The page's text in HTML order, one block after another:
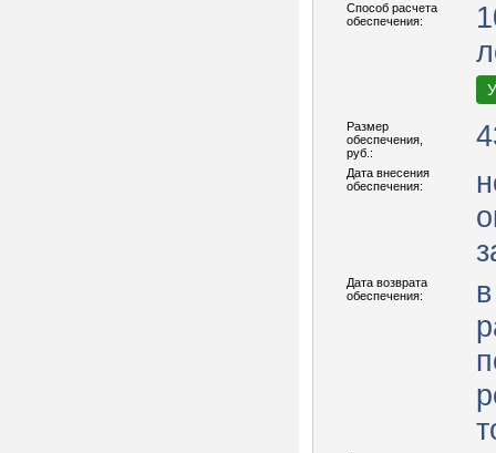
Способ расчета
обеспечения:
Размер
обеспечения,
руб.:
Дата внесения
обеспечения:
Дата возврата
обеспечения: